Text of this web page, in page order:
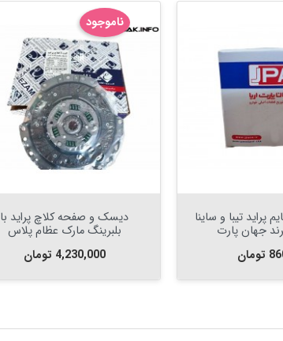
پراید تیبا و ساینا
جهان پارت
دیسک و صفحه کلاچ پراید با
بلبرینگ مارک عظام پلاس
قیمت
4,230,000 تومان
ناموجود